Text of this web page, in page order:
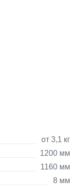
от 3,1 кг
1200 мм
1160 мм
8 мм